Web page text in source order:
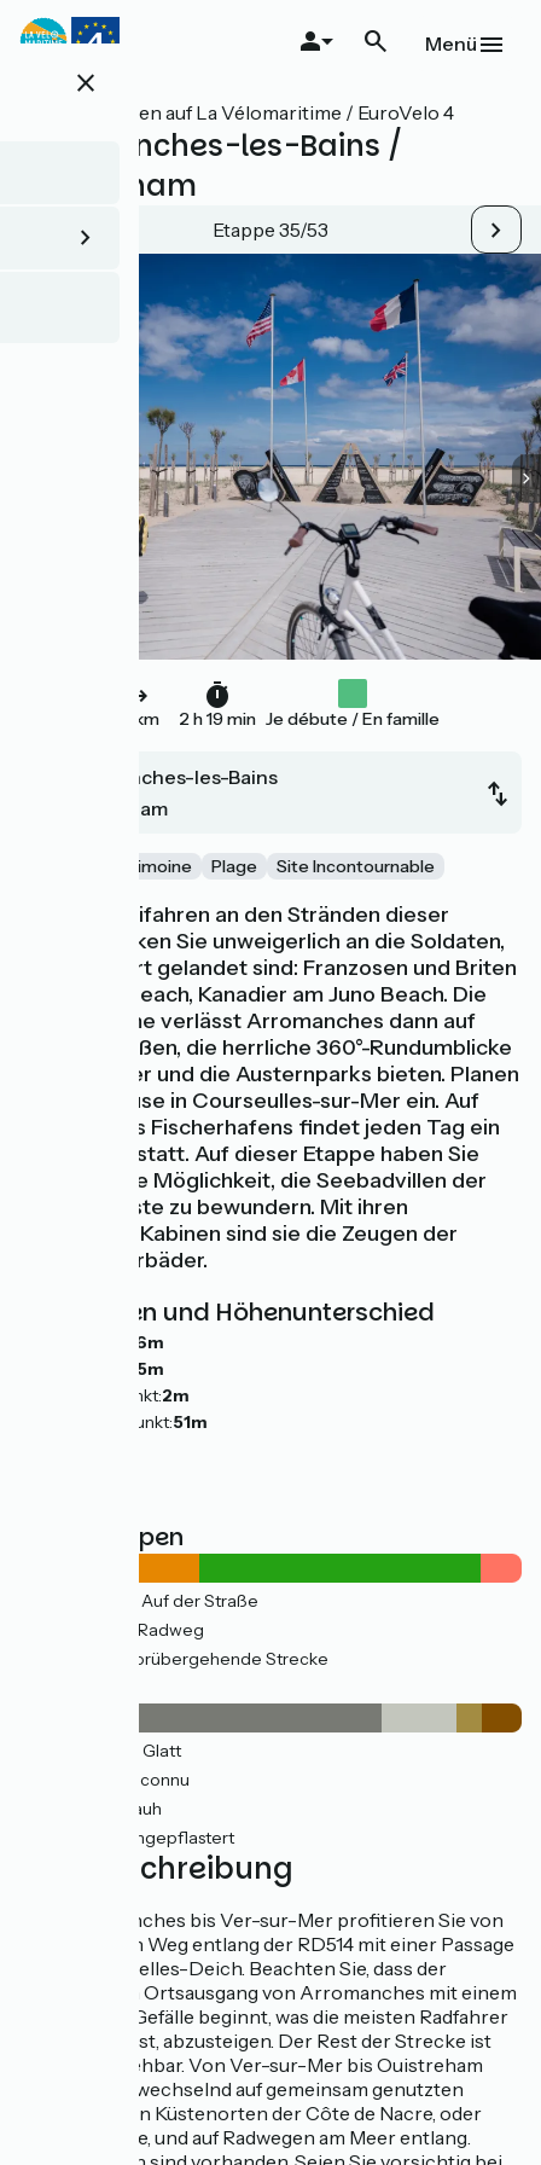
Direkt
zum
close
Menü
Alle Etappen auf La Vélomaritime / EuroVelo 4
Arromanches-les-Bains /
Ouistreham
Etappe 35/53
35 km 2 h 19 min Je débute / En famille
Arromanches-les-Bains
Ouistreham
Patrimoine Plage Site Incontournable
Beim Vorbeifahren an den Stränden dieser
Etappe denken Sie unweigerlich an die Soldaten,
die 1944 dort gelandet sind: Franzosen und Briten
am Sword Beach, Kanadier am Juno Beach. Die
Vélomaritime verlässt Arromanches dann auf
kleinen Straßen, die herrliche 360°-Rundumblicke
auf das Meer und die Austernparks bieten. Planen
Sie eine Pause in Courseulles-sur-Mer ein. Auf
den Kais des Fischerhafens findet jeden Tag ein
Fischmarkt statt. Auf dieser Etappe haben Sie
ebenfalls die Möglichkeit, die Seebadvillen der
Perlmuttküste zu bewundern. Mit ihren
legendären Kabinen sind sie die Zeugen der
ersten Meerbäder.
Steigungen und Höhenunterschied
46m
45m
Tiefster Punkt:2m
Höchster Punkt:51m
Straßentypen
(39%) Auf der Straße
(61%) Radweg
(9%) Vorübergehende Strecke
(72%) Glatt
(15%) Inconnu
(5%) Rauh
(8%) Ungepflastert
Wegbeschreibung
Von Arromanches bis Ver-sur-Mer profitieren Sie von
einem grünen Weg entlang der RD514 mit einer Passage
über den Asnelles-Deich. Beachten Sie, dass der
Abschnitt am Ortsausgang von Arromanches mit einem
erheblichen Gefälle beginnt, was die meisten Radfahrer
dazu veranlasst, abzusteigen. Der Rest der Strecke ist
sehr gut begehbar. Von Ver-sur-Mer bis Ouistreham
fahren Sie abwechselnd auf gemeinsam genutzten
Straßen in den Küstenorten der Côte de Nacre, oder
Perlmuttküste, und auf Radwegen am Meer entlang.